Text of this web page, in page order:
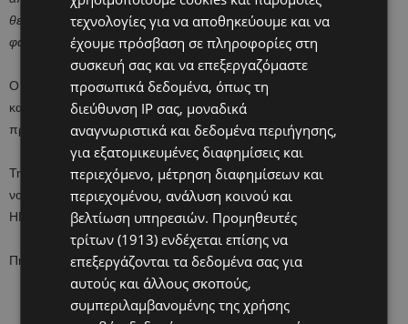
θεραπείας, οι διακοπές στη θεραπεία ή τα κακής ποιότητας
φάρμακα
», εξήγησε η υπηρεσία του ΟΗΕ.
Ο ΠΟΥ πρόσθεσε ότι η παροχή δωρεάν φαρμάκων θα συνεχιστεί
και μετά την πιλοτική φάση και ότι εργάζεται για τη συνέχιση του
προγράμματος, το οποίο παρουσιάστηκε τον Δεκέμβριο του 2021.
Την εκστρατεία αυτή διεξάγουν από κοινού ο ΠΟΥ και το
νοσοκομείο παιδιατρικής έρευνας Σεντ Τζουντ στο Μέμφις των
ΗΠΑ, το οποίο προσέφερε και 200 εκατ. δολάρια.
Πηγή: ΑΠΕ – ΜΠΕ
τεχνολογίες για να αποθηκεύουμε και να
έχουμε πρόσβαση σε πληροφορίες στη
συσκευή σας και να επεξεργαζόμαστε
προσωπικά δεδομένα, όπως τη
διεύθυνση IP σας, μοναδικά
αναγνωριστικά και δεδομένα περιήγησης,
για εξατομικευμένες διαφημίσεις και
περιεχόμενο, μέτρηση διαφημίσεων και
περιεχομένου, ανάλυση κοινού και
βελτίωση υπηρεσιών. Προμηθευτές
τρίτων (1913) ενδέχεται επίσης να
επεξεργάζονται τα δεδομένα σας για
αυτούς και άλλους σκοπούς,
συμπεριλαμβανομένης της χρήσης